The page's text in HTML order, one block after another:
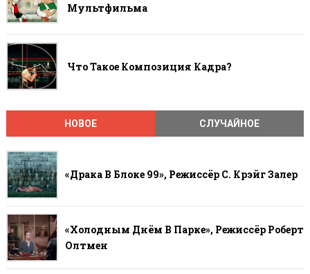
Мультфильма
Что Такое Композиция Кадра?
НОВОЕ СЛУЧАЙНОЕ
«Драка В Блоке 99», Режиссёр С. Крэйг Залер
«Холодным Днём В Парке», Режиссёр Роберт
Олтмен